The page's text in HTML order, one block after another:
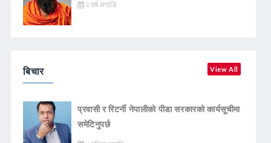
२ वर्ष अगाडि
बिचार View All
प्रवासी र रिटर्नी नेपालीको पीडा सरकारको कार्यसूचीमा
समेटिनुपर्छ